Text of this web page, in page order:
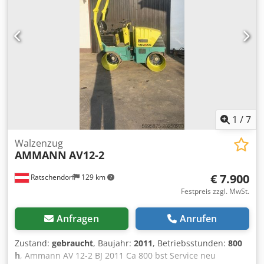
Bestellungen, Verkaufsgespräche sind unsere AGBs (Siehe
dazu Impressum). Chedpjmczgkofx Aguea
1 /7
Ratschendorf 129 km
Walzenzug
AMMANN AV12-2
€ 7.900
Festpreis zzgl. MwSt.
Anfragen Anrufen
Zustand: gebraucht, Baujahr: 2011, Betriebsstunden: 800
h, Ammann AV 12-2 BJ 2011 Ca 800 bst Service neu